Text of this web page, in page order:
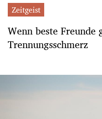
Zeitgeist
Wenn beste Freunde
Trennungsschmerz